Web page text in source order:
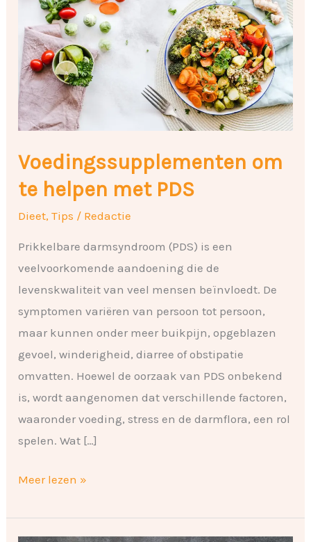
Voedingssupplementen om
te helpen met PDS
Dieet,Tips / Redactie
Prikkelbare darmsyndroom (PDS) is een
veelvoorkomende aandoening die de
levenskwaliteit van veel mensen beïnvloedt. De
symptomen variëren van persoon tot persoon,
maar kunnen onder meer buikpijn, opgeblazen
gevoel, winderigheid, diarree of obstipatie
omvatten. Hoewel de oorzaak van PDS onbekend
is, wordt aangenomen dat verschillende factoren,
waaronder voeding, stress en de darmflora, een rol
spelen. Wat […]
helpen
met
PDS
Meer lezen »